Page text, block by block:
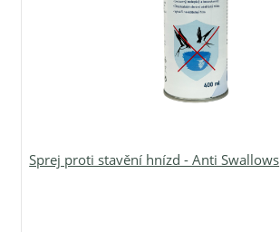
Sprej proti stavění hnízd - Anti Swallows